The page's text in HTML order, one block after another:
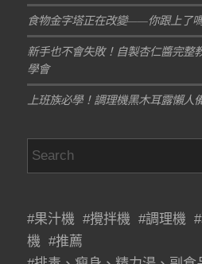
食物金字塔正在改變——你跟上了
新手也不會失敗！自製杏仁醬完整
學會
上班族必學！調理機黑木耳露懶人
#果汁機 #攪拌機 #調理機
機 #推薦